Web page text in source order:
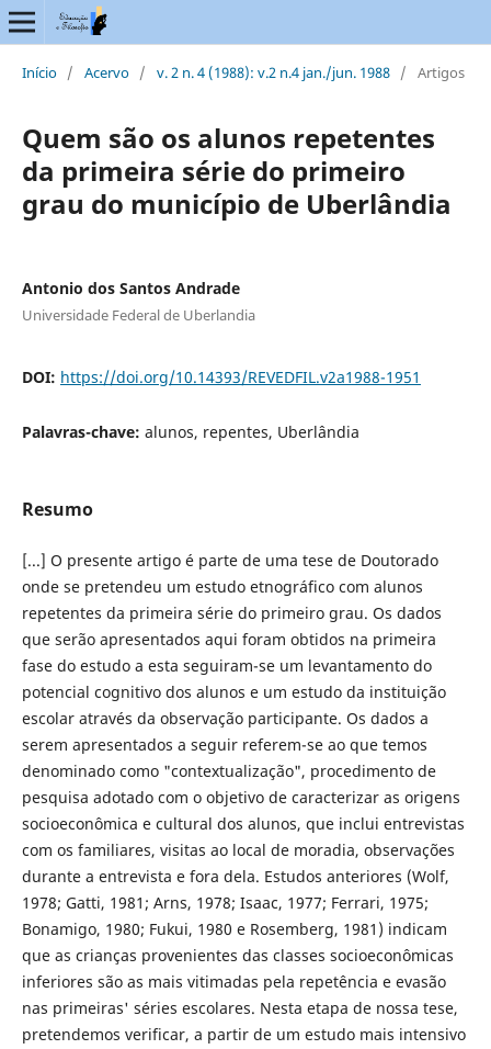
Início / Acervo / v. 2 n. 4 (1988): v.2 n.4 jan./jun. 1988 / Artigos
Quem são os alunos repetentes
da primeira série do primeiro
grau do município de Uberlândia
Antonio dos Santos Andrade
Universidade Federal de Uberlandia
DOI: https://doi.org/10.14393/REVEDFIL.v2a1988-1951
Palavras-chave: alunos, repentes, Uberlândia
Resumo
[...] O presente artigo é parte de uma tese de Doutorado
onde se pretendeu um estudo etnográfico com alunos
repetentes da primeira série do primeiro grau. Os dados
que serão apresentados aqui foram obtidos na primeira
fase do estudo a esta seguiram-se um levantamento do
potencial cognitivo dos alunos e um estudo da instituição
escolar através da observação participante. Os dados a
serem apresentados a seguir referem-se ao que temos
denominado como "contextualização", procedimento de
pesquisa adotado com o objetivo de caracterizar as origens
socioeconômica e cultural dos alunos, que inclui entrevistas
com os familiares, visitas ao local de moradia, observações
durante a entrevista e fora dela. Estudos anteriores (Wolf,
1978; Gatti, 1981; Arns, 1978; Isaac, 1977; Ferrari, 1975;
Bonamigo, 1980; Fukui, 1980 e Rosemberg, 1981) indicam
que as crianças provenientes das classes socioeconômicas
inferiores são as mais vitimadas pela repetência e evasão
nas primeiras' séries escolares. Nesta etapa de nossa tese,
pretendemos verificar, a partir de um estudo mais intensivo